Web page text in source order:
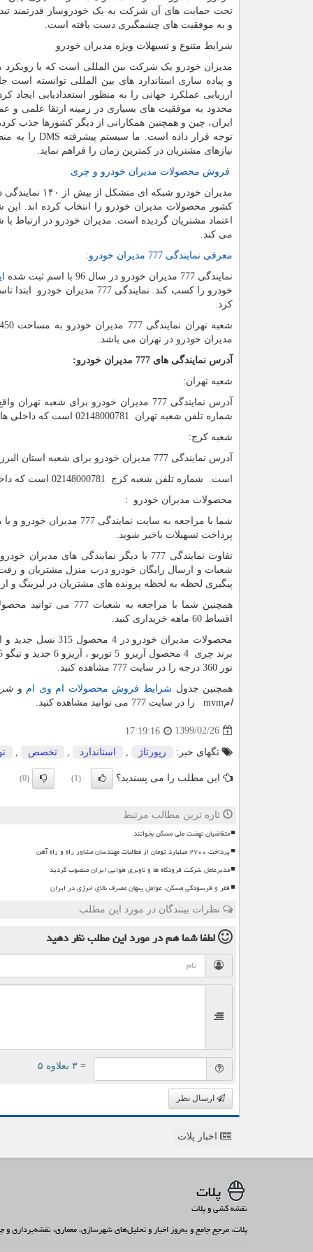
تحت حمایت های آن شرکت به یک خودروساز قدرتمند
و به موفقیت های چشمگیری دست یافته است.
شرایط متنوع و تسیهلات ویژه مدیران خودرو
مدیران خودرو یک شرکت بین المللی است که با
و پیاده سازی استاندارد های بین المللی توانسته
ارزیابی عملکرد جهانی را به منظور استعدادیابی
محدود به موفقیت های بسیاری در زمینه ارتقا علمی و
ایران، چین و همچنین همکارانی از دیگر کشورها جذب
توجه قرار داده است. ما سیستم پیشرفته DMS را به
نیازهای مشتریان در کمترین زمان را فراهم نماید.
فروش محصولات مدیران خودرو و چری
مدیران
کشور محصولات مدیران خودرو را انتخاب کرده اند.
اعتماد مشتریان گردیده است. مدیران خودرو در
می کند.
معرفی نمایندگی 777 مدیران خودرو:
نمایندگی 777 مدیران خودرو در سال 96 با اسم ثبت شده
کرد.
مدیران خودرو در تهران می باشد.
آدرس نمایندگی های 777 مدیران خودرو
:
شعبه تهران:
آدرس نمایندگی 777 مدیران خودرو
شماره تلفن شعبه تهران 02148000781 است که داخلی های 213 ، 214 ، 215 در ساعات اداری پاسخگوی شما مشتریان هستند.
شعبه کرج:
آدرس نمایندگی 777 مدیران خودرو برای شعبه استان البرز واقع در کرج: مهر شهر، بلوار ارم، نبش خیابان افشار
است. شماره تلفن شعبه کرج 02148000781 است که داخلی های 301 ، 302 ، 303 و 304 در ساعات اداری پاسخگوی شما مشتریان هستند.
محصولات مدیران خودرو :
شما با مراجعه به سایت
پرداخت تسهیلات باخبر شوید.
تفاوت نمایندگی 777 با دیگر
شعبات و ارسال رایگان خودرو درب منزل مشتریان و
پیگیری لحظه به لحظه پرونده های مشتریان در لیزینگ و
همچنین شما با
اقساط 60 ماهه خریداری کنید.
محصولات مدیران خودرو در 4 محصول 315 نسل جدید و ایکس 22 دنده و اتومات و ایکس 33 اسپرت و ایکس 55 برای برند
برند چری 4 محصول آریزو 5 توربو ، آریزو 6 جدید و تیگو 5 نیو و تیگو 7 اکسلنت است. همچنین شما می توانید کاتالوگ محصولات چری و
تور 360 درجه را در سایت 777 مشاهده کنید.
همچنین جدول شرایط فروش محصولات ام وی ام و
امmvm را در سایت 777 می توانید مشاهده کنید .
1399/02/26
17:19:16
تگهای خبر:
رپورتاژ استاندارد تخصص
این مطلب را می پسندید؟ (1)
(0)
تازه ترین مطالب مرتبط
متقاضیان نهضت ملی مسکن بخوانند
پرداخت ۲۷۰۰ میلیارد تومان از مطالبات مهندسان مشاور راه و راه آهن
مدیرعامل شرکت فرودگاه ها و ناوبری هوایی ایران منصوب گردید
فقر و فرسودگی مسکن، عوامل پنهان مصرف بالای انرژی در ایران
نظرات بینندگان در مورد این مطلب
لطفا شما همدر مورد این مطلبنظر دهید
= ۳ بعلاوه ۵
ارسال نظر
اخبار پلات
پلات
نقشه کشی و پلات
پلات، مرجع جامع و به‌روز اخبار و تحلیل‌های شهرسازی، معماری،